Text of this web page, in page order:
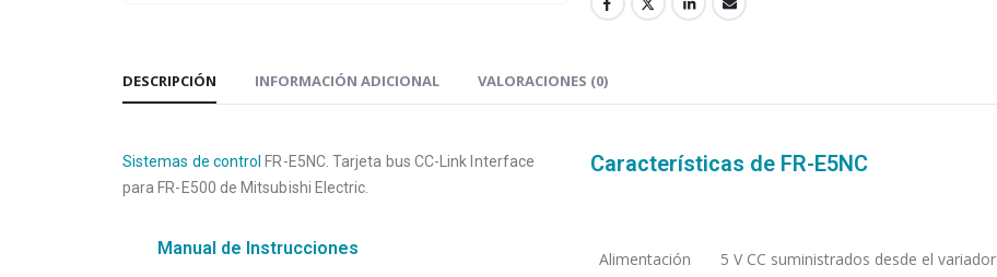
DESCRIPCIÓN INFORMACIÓN ADICIONAL VALORACIONES (0)
Sistemas de control FR-E5NC. Tarjeta bus CC-Link Interface
para FR-E500 de Mitsubishi Electric.
Manual de Instrucciones
Características de FR-E5NC
Alimentación 5 V CC suministrados desde el variador